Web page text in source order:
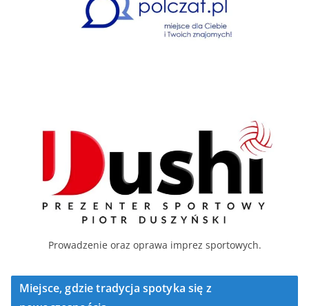
Prowadzenie oraz oprawa imprez sportowych.
Miejsce, gdzie tradycja spotyka się z